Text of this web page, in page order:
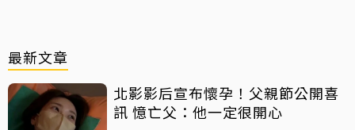
最新文章
北影影后宣布懷孕！父親節公開喜
訊 憶亡父：他一定很開心